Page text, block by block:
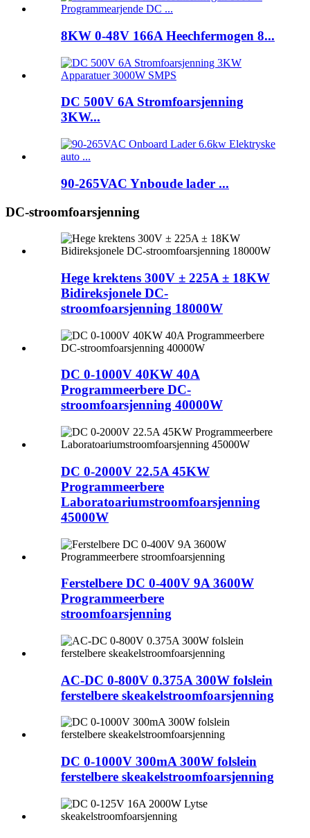
8KW 0-48V 166A Heechfermogen 8...
DC 500V 6A Stromfoarsjenning
3KW...
90-265VAC Ynboude lader ...
DC-stroomfoarsjenning
Hege krektens 300V ± 225A ± 18KW
Bidireksjonele DC-
stroomfoarsjenning 18000W
DC 0-1000V 40KW 40A
Programmeerbere DC-
stroomfoarsjenning 40000W
DC 0-2000V 22.5A 45KW
Programmeerbere
Laboratoariumstroomfoarsjenning
45000W
Ferstelbere DC 0-400V 9A 3600W
Programmeerbere
stroomfoarsjenning
AC-DC 0-800V 0.375A 300W folslein
ferstelbere skeakelstroomfoarsjenning
DC 0-1000V 300mA 300W folslein
ferstelbere skeakelstroomfoarsjenning